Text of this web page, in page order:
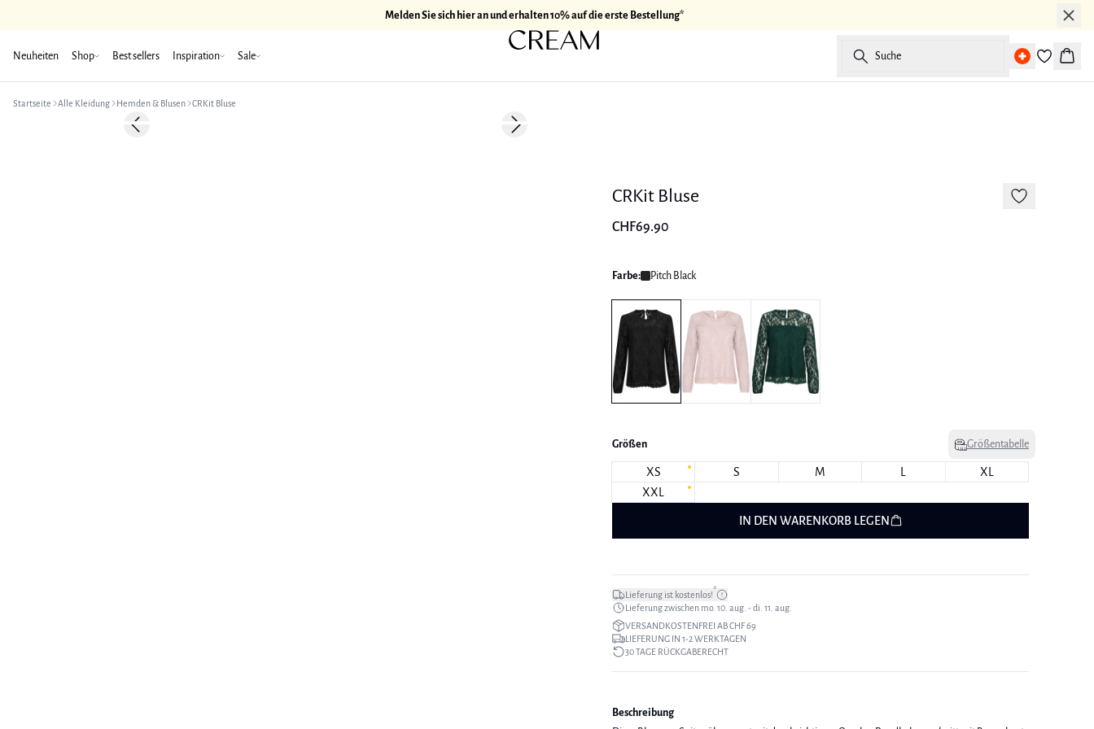
Melden Sie sich hier an und erhalten 10% auf die erste Bestellung*
Neuheiten Shop Best sellers Inspiration Sale Suche
Startseite Alle Kleidung Hemden & Blusen CRKit Bluse
Previous slide Next slide
CRKit Bluse
CHF69.90
Farbe: Pitch Black
Größen Größentabelle
XS S M L
XL
XXL
IN DEN WARENKORB LEGEN
Lieferung ist kostenlos!*
Lieferung zwischen mo. 10. aug. - di. 11. aug.
VERSANDKOSTENFREI AB CHF 69
LIEFERUNG IN 1-2 WERKTAGEN
30 TAGE RÜCKGABERECHT
Beschreibung